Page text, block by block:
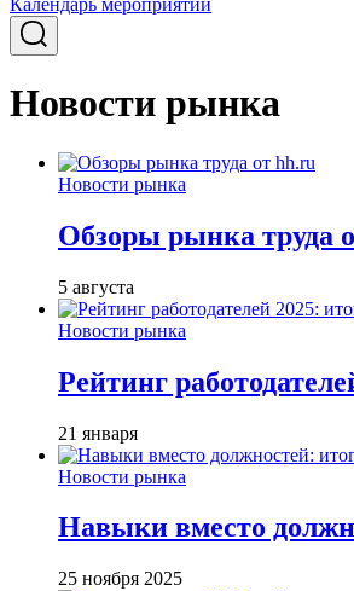
Календарь мероприятий
Новости рынка
Новости рынка
Обзоры рынка труда
5 августа
Новости рынка
Рейтинг
21 января
Новости рынка
Навыки вместо
25 ноября 2025